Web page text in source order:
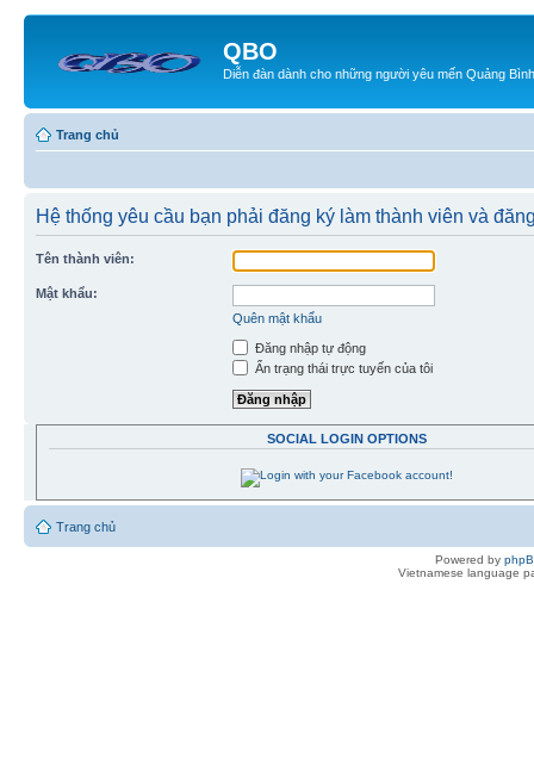
QBO
Diễn đàn dành cho những người yêu mến Quảng Bình
Trang chủ
Hệ thống yêu cầu bạn phải đăng ký làm thành viên và
Tên thành viên:
Mật khẩu:
Quên mật khẩu
Đăng nhập tự động
Ẩn trạng thái trực tuyến của tôi
SOCIAL LOGIN OPTIONS
Trang chủ
Powered by
Vietnamese language